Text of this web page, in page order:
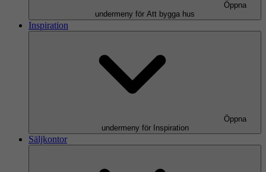
Öppna
undermeny för Att bygga hus
Inspiration
Öppna
undermeny för Inspiration
Säljkontor